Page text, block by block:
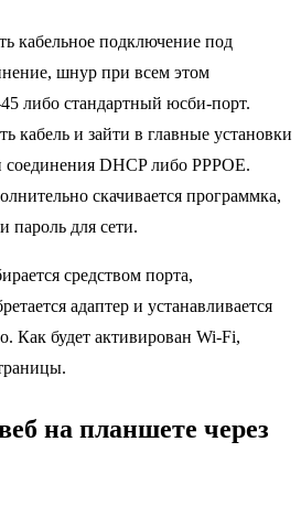
кабельное подключение под
шнур при всем этом
45 либо стандартный юсби-порт.
кабель и зайти в главные установки
соединения DHCP либо PPPOE.
скачивается программка,
пароль для сети.
средством порта,
адаптер и устанавливается
Как будет активирован Wi-Fi,
на планшете через